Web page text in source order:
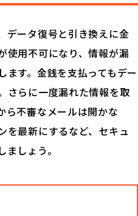
データ復号と引き換えに金
使用不可になり、情報が漏
ます。金銭を支払ってもデー
さらに一度漏れた情報を取
ら不審なメールは開かな
を最新にするなど、セキュ
しょう。